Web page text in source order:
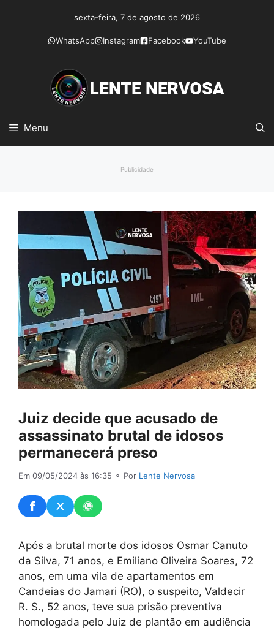
conteúdo
sexta-feira, 7 de agosto de 2026
WhatsApp Instagram Facebook YouTube
Menu
Publicidade
Juiz decide que acusado de
assassinato brutal de idosos
permanecerá preso
Em 09/05/2024 às 16:35 ⚬ Por Lente Nervosa
Após a brutal morte dos idosos Osmar Canuto
da Silva, 71 anos, e Emiliano Oliveira Soares, 72
anos, em uma vila de apartamentos em
Candeias do Jamari (RO), o suspeito, Valdecir
R. S., 52 anos, teve sua prisão preventiva
homologada pelo Juiz de plantão em audiência